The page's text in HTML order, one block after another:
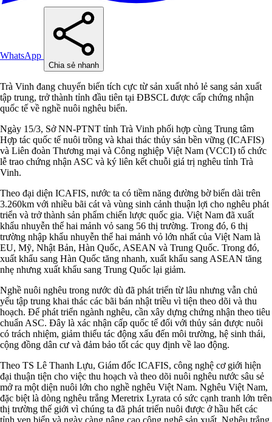
WhatsApp
Chia sẻ nhanh
Trà Vinh đang chuyển biến tích cực từ sản xuất nhỏ lẻ sang sản xuất
tập trung, trở thành tỉnh đầu tiên tại ĐBSCL được cấp chứng nhận
quốc tế về nghề nuôi nghêu biển.
Ngày 15/3, Sở NN-PTNT tỉnh Trà Vinh phối hợp cùng Trung tâm
Hợp tác quốc tế nuôi trồng và khai thác thủy sản bền vững (ICAFIS)
và Liên đoàn Thương mại và Công nghiệp Việt Nam (VCCI) tổ chức
lễ trao chứng nhận ASC và ký liên kết chuỗi giá trị nghêu tỉnh Trà
Vinh.
Theo đại diện ICAFIS, nước ta có tiềm năng đường bờ biển dài trên
3.260km với nhiều bãi cát và vùng sinh cảnh thuận lợi cho nghêu phát
triển và trở thành sản phẩm chiến lược quốc gia. Việt Nam đã xuất
khẩu nhuyễn thể hai mảnh vỏ sang 56 thị trường. Trong đó, 6 thị
trường nhập khẩu nhuyễn thể hai mảnh vỏ lớn nhất của Việt Nam là
EU, Mỹ, Nhật Bản, Hàn Quốc, ASEAN và Trung Quốc. Trong đó,
xuất khẩu sang Hàn Quốc tăng nhanh, xuất khẩu sang ASEAN tăng
nhẹ nhưng xuất khẩu sang Trung Quốc lại giảm.
Nghề nuôi nghêu trong nước dù đã phát triển từ lâu nhưng vẫn chủ
yếu tập trung khai thác các bãi bán nhật triều vì tiện theo dõi và thu
hoạch. Để phát triển ngành nghêu, cần xây dựng chứng nhận theo tiêu
chuẩn ASC. Đây là xác nhận cấp quốc tế đối với thủy sản được nuôi
có trách nhiệm, giảm thiểu tác động xấu đến môi trường, hệ sinh thái,
cộng đồng dân cư và đảm bảo tốt các quy định về lao động.
Theo TS Lê Thanh Lựu, Giám đốc ICAFIS, công nghệ cơ giới hiện
đại thuận tiện cho việc thu hoạch và theo dõi nuôi nghêu nước sâu sẻ
mở ra một diện nuôi lớn cho nghề nghêu Việt Nam. Nghêu Việt Nam,
đặc biệt là dòng nghêu trắng Meretrix Lyrata có sức cạnh tranh lớn trên
thị trường thế giới vì chúng ta đã phát triển nuôi được ở hầu hết các
tỉnh ven biển và ngày càng nâng cao công nghệ sản xuất. Nghêu trắng